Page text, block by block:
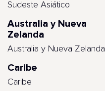
Sudeste Asiático
Australia y Nueva
Zelanda
Australia y Nueva Zelanda
Caribe
Caribe